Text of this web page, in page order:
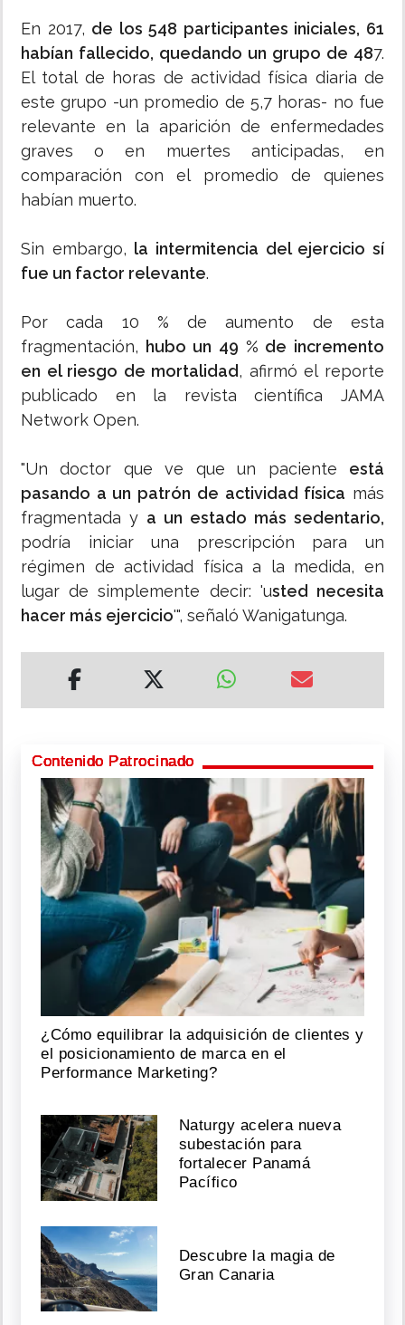
En 2017, de los 548 participantes iniciales, 61
habían fallecido, quedando un grupo de 487.
El total de horas de actividad física diaria de
este grupo -un promedio de 5,7 horas- no fue
relevante en la aparición de enfermedades
graves o en muertes anticipadas, en
comparación con el promedio de quienes
habían muerto.
Sin embargo, la intermitencia del ejercicio sí
fue un factor relevante.
Por cada 10 % de aumento de esta
fragmentación, hubo un 49 % de incremento
en el riesgo de mortalidad, afirmó el reporte
publicado en la revista científica JAMA
Network Open.
"Un doctor que ve que un paciente está
pasando a un patrón de actividad física más
fragmentada y a un estado más sedentario,
podría iniciar una prescripción para un
régimen de actividad física a la medida, en
lugar de simplemente decir: 'usted necesita
hacer más ejercicio'", señaló Wanigatunga.
Contenido Patrocinado
¿Cómo equilibrar la adquisición de clientes y
el posicionamiento de marca en el
Performance Marketing?
Naturgy acelera nueva
subestación para
fortalecer Panamá
Pacífico
Descubre la magia de
Gran Canaria